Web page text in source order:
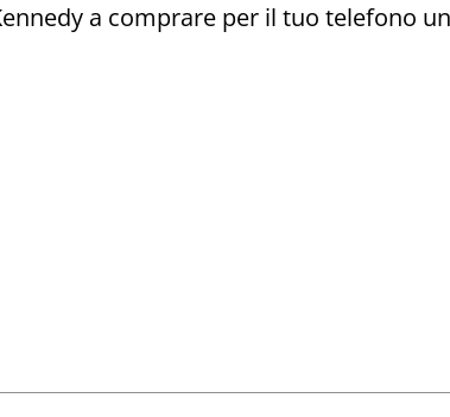
a comprare per il tuo telefono